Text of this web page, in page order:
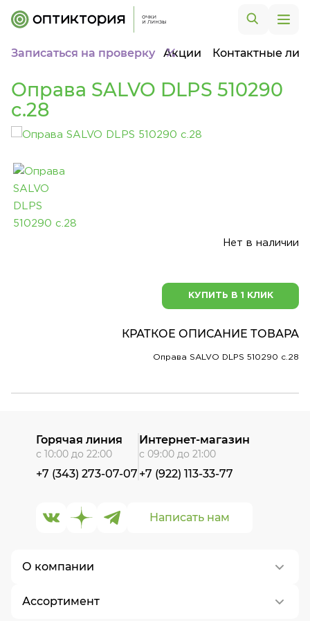
Записаться на проверку Акции Контактные
Оправа SALVO DLPS 510290
c.28
Нет в наличии
КУПИТЬ В 1 КЛИК
КРАТКОЕ ОПИСАНИЕ ТОВАРА
Оправа SALVO DLPS 510290 c.28
О компании
О нас
Ассортимент
Написать нам
Горячая линия
с 10:00 до 22:00
+7 (343) 273-07-07
Интернет-магазин
с 09:00 до 21:00
+7 (922) 113-33-77